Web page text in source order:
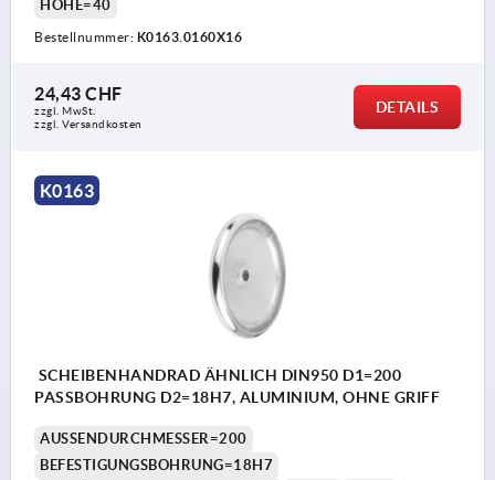
HÖHE=40
Bestellnummer: K0163.0160X16
24,43 CHF
zzgl. MwSt.
zzgl. Versandkosten
DETAILS
K0163
SCHEIBENHANDRAD ÄHNLICH DIN950 D1=200
PASSBOHRUNG D2=18H7, ALUMINIUM, OHNE GRIFF
AUSSENDURCHMESSER=200
BEFESTIGUNGSBOHRUNG=18H7